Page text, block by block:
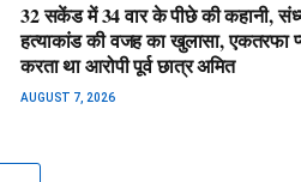
32 सकेंड में 34 वार के पीछे की कहानी,
हत्याकांड की वजह का खुलासा, एकतरफा
करता था आरोपी पूर्व छात्र अमित
AUGUST 7, 2026